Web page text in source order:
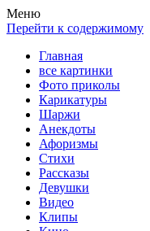
Весела хата —
Покажем всем ваши фото
Меню
Перейти к содержимому
Главная
все картинки
Фото приколы
Карикатуры
Шаржи
Анекдоты
Афоризмы
Стихи
Рассказы
Девушки
Видео
Клипы